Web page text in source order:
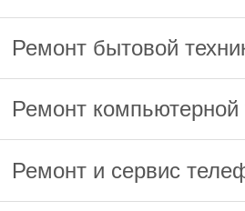
Ремонт бытовой
Ремонт компьютерной
Ремонт и сервис